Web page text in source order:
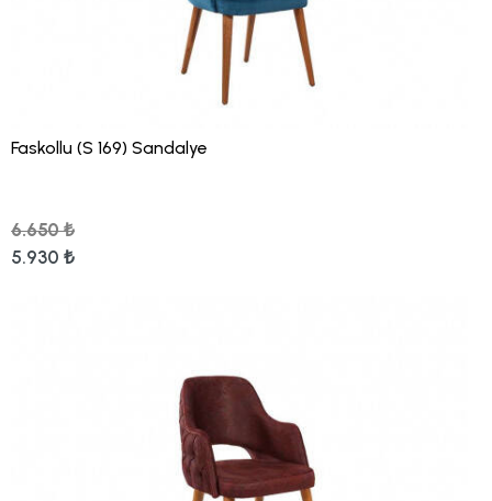
Faskollu (S 169) Sandalye
6.650 ₺
5.930 ₺